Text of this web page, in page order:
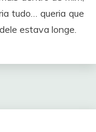
tudo… queria que
estava longe.